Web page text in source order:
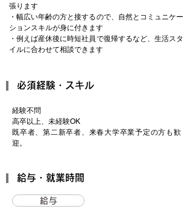
張ります
・幅広い年齢の方と接するので、自然とコミュニケー
ションスキルが身に付きます
・例えば産休後に時短社員で復帰するなど、生活スタ
イルに合わせて相談できます
必須経験・スキル
経験不問
高卒以上、未経験OK
既卒者、第二新卒者、来春大学卒業予定の方も歓
迎。
​給与・就業時間
給与